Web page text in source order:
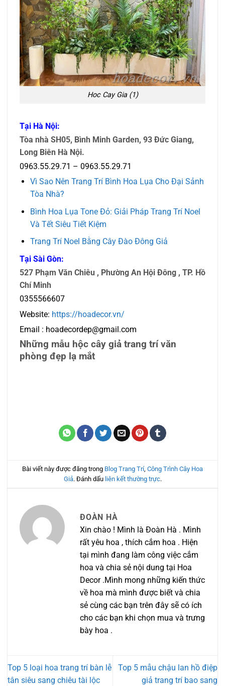
Hoc Cay Gia (1)
Tại Hà Nội:
Tòa nhà SH05, Bình Minh Garden, 93 Đức Giang,
Long Biên Hà Nội.
0963.55.29.71 – 0963.55.29.71
Vì Sao Nên Trang Trí Bình Hoa Lụa Cho Đại Sảnh
Tòa Nhà?
Bình Hoa Lụa Tone Đỏ: Giải Pháp Trang Trí Noel
Và Tết Siêu Tiết Kiệm
Trang Trí Noel Bằng Cây Đào Đông Giả
Tại Sài Gòn:
527 Phạm Văn Chiêu , Phường An Hội Đông , TP. Hồ
Chí Minh
0355566607
Website: https://hoadecor.vn/
Email : hoadecordep@gmail.com
Những mẫu hộc cây giả trang trí văn
phòng đẹp lạ mắt
Bài viết này được đăng trong Blog Trang Trí, Công Trình Cây Hoa
Giả. Đánh dấu liên kết thường trực.
ĐOÀN HÀ
Xin chào ! Mình là Đoàn Hà . Mình
rất yêu hoa , thích cắm hoa . Hiện
tại mình đang làm công việc cắm
hoa và chia sẻ nội dung tại Hoa
Decor .Mình mong những kiến thức
về hoa mà mình được biết và chia
sẻ cùng các bạn trên đây sẽ có ích
cho các bạn khi chọn mua và trưng
bày hoa .
Top 5 loại hoa trang trí bàn lễ
tân siêu sang chiêu tài lộc
Top 5 mẫu chậu lan hồ điệp
giả trang trí bao sang